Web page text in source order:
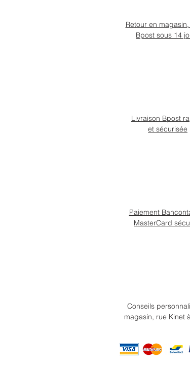
Retour en
Bpost sous 14
Livraison Bpost
et sécurisée
Paiement
MasterCard
Conseils
magasin, rue Kinet